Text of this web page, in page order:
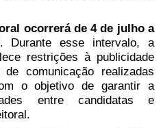
ocorrerá de 4 de julho a
. Durante esse intervalo, a
restrições à publicidade
comunicação realizadas
o objetivo de garantir a
entre candidatas e